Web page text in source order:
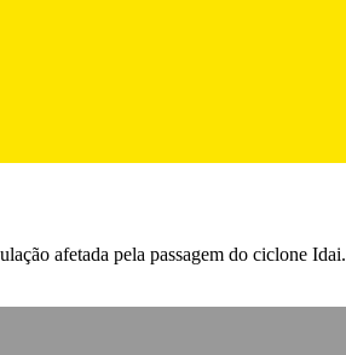
afetada pela passagem do ciclone Idai.